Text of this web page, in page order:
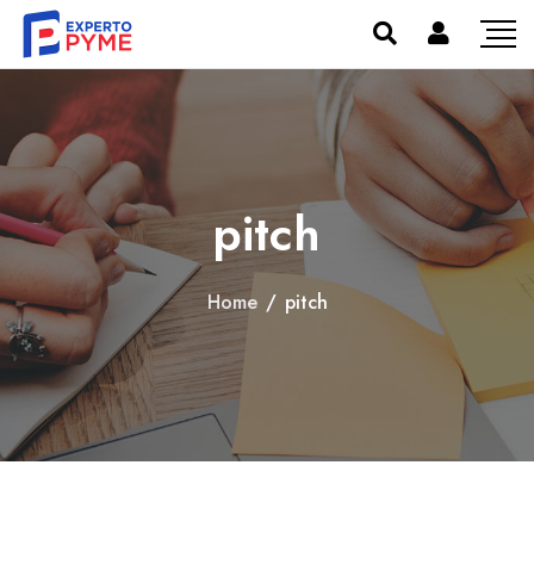
pitch
Home / pitch